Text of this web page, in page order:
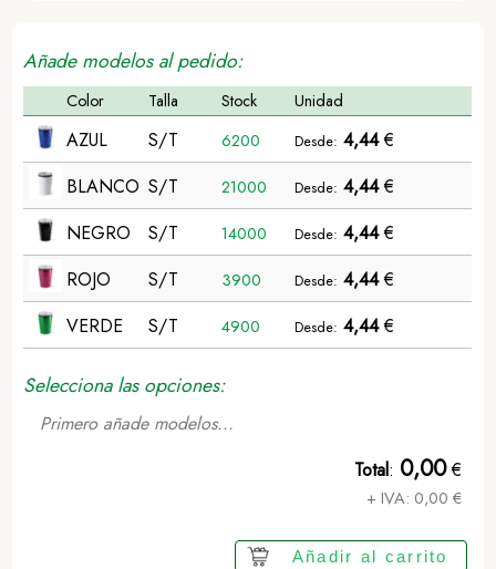
Añade modelos al pedido:
Color Talla Stock Unidad
AZUL S/T 6200 Desde: 4,44€
BLANCO S/T 21000 Desde: 4,44€
NEGRO
S/T 14000 Desde: 4,44€
ROJO
S/T 3900 Desde: 4,44€
VERDE
S/T 4900 Desde: 4,44€
Selecciona las opciones:
Primero añade modelos...
Total: 0,00€
+ IVA: 0,00 €
Añadir al carrito